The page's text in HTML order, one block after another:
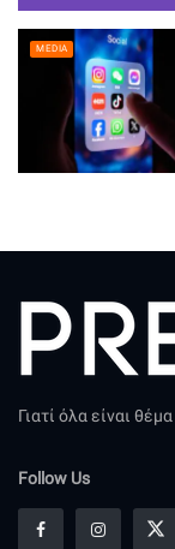
MEDIA
Γιατί όλα είναι
Follow Us